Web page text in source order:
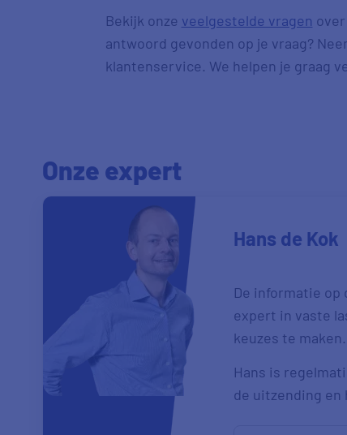
Bekijk onze veelgestelde vragen
antwoord gevonden op je vraag?
klantenservice. We helpen je graag
Onze expert
Hans de Kok
De informatie op
expert in vaste
keuzes te maken.
Hans is
de uitzending en